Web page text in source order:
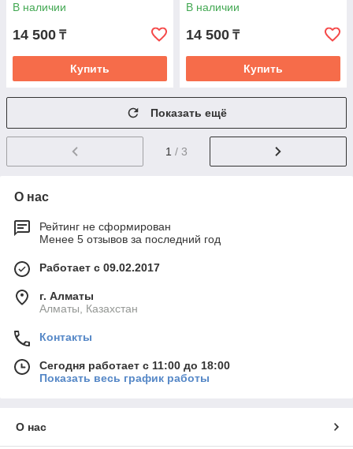
В наличии
14 500 ₸
Купить
В наличии
14 500 ₸
Купить
Показать ещё
1 / 3
О нас
Рейтинг не сформирован
Менее 5 отзывов за последний год
Работает с 09.02.2017
г. Алматы
Алматы, Казахстан
Контакты
Сегодня работает с 11:00 до 18:00
Показать весь график работы
О нас